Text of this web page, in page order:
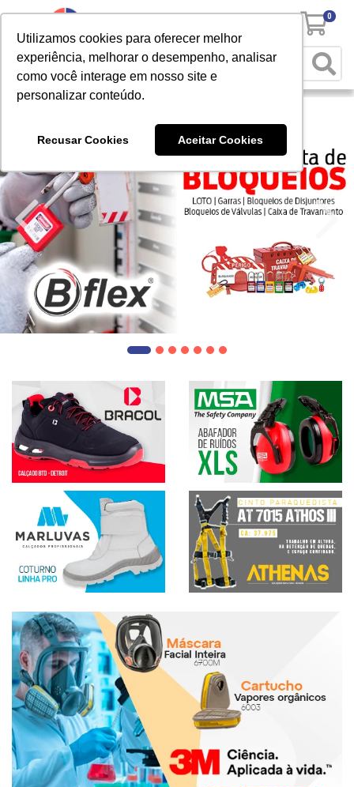
Utilizamos cookies para oferecer melhor
experiência, melhorar o desempenho, analisar
como você interage em nosso site e
personalizar conteúdo.
Recusar Cookies Aceitar Cookies
0